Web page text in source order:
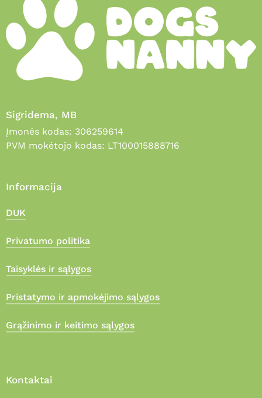
Sigridema, MB
Įmonės kodas: 306259614
PVM mokėtojo kodas: LT100015888716
Informacija
DUK
Privatumo politika
Taisyklės ir sąlygos
Pristatymo ir apmokėjimo sąlygos
Grąžinimo ir keitimo sąlygos
Kontaktai